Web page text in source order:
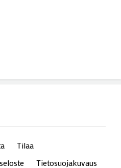
Tilaa
Tietosuojakuvaus